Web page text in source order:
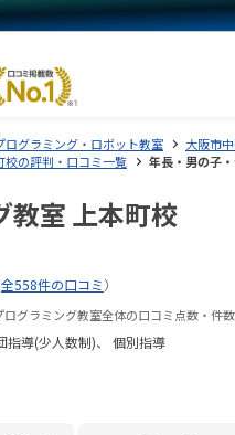
ログラミング・ロボット教室 大阪市
校の評判・口コミ一覧 年長・男の子
教室 上本町校
全558件の口コミ）
グラミング教室全体の口コミ点数・件
指導(少人数制)
個別指導